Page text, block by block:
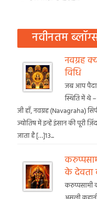
नवीनतम
नवग्रह
विधि
जब आप
स्थिति में थे
जी हाँ, नवग्रह (Navagraha)
ज्योतिष में इन्हें इंसान की पूरी
जाता है […]13...
के देवता
करुप्पसामी